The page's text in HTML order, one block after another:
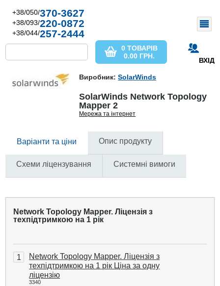
+38/050/370-3627
+38/093/220-0872
+38/044/257-2444
ВХІД
0 ТОВАРІВ
0.00 ГРН.
Виробник:SolarWinds
SolarWinds Network Topology
Mapper 2
Мережа та інтернет
Варіанти та ціни Опис продукту
Схеми ліцензування Системні вимоги
Network Topology Mapper. Ліцензія з
техпідтримкою на 1 рік
1
Network Topology Mapper. Ліцензія з
техпідтримкою на 1 рік Ціна за одну
ліцензію
3340